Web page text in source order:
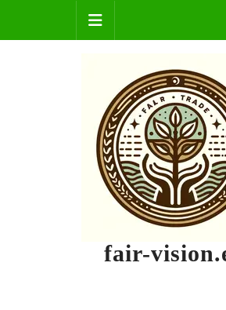
content
fair-